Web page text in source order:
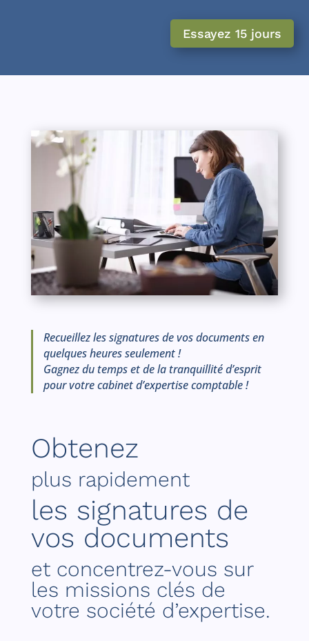
Essayez 15 jours
Recueillez les signatures de vos documents en
quelques heures seulement !
Gagnez du temps et de la tranquillité d’esprit
pour votre cabinet d’expertise comptable !
Obtenez
plus rapidement
les signatures de
vos documents
et concentrez-vous sur
les missions clés de
votre société d’expertise.